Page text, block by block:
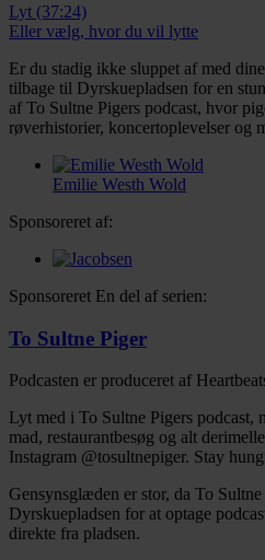
Lyt (37:24)
Eller vælg, hvor du vil lytte
Er du stadig ikke sluppet af med
tilbage til Dyrskuepladsen for en
af To Sultne Pigers podcast, hvor
røverhistorier, koncertoplevelser og
Emilie Westh Wold
Sponsoreret af:
Sponsoreret En del af serien:
To Sultne Piger
Podcasten er produceret af
Lyt med i To Sultne Pigers podcast,
mad, restaurantbesøg og alt
Instagram @tosultnepiger. Stay
Facebook
Twitter
LinkedIn
Email
Gensynsglæden er stor, da To
Dyrskuepladsen for at optage
direkte fra pladsen.